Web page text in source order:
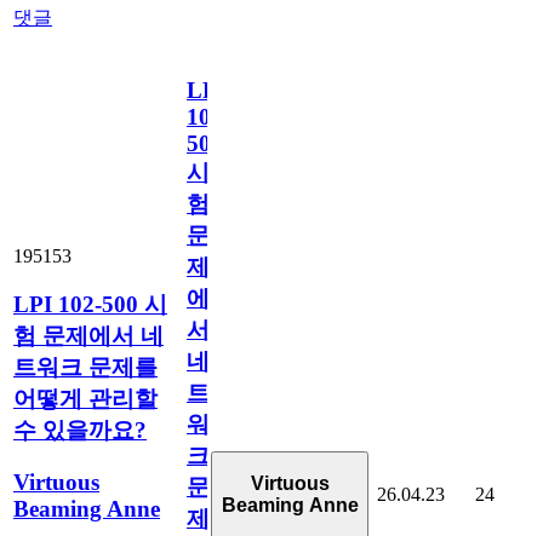
댓글
195153
LPI 102-500 시
험 문제에서 네
트워크 문제를
어떻게 관리할
수 있을까요?
Virtuous
Beaming Anne
LPI
102-
500
시
험
문
제
에
서
네
트
워
크
문
제
Virtuous
Beaming Anne
26.04.23 24